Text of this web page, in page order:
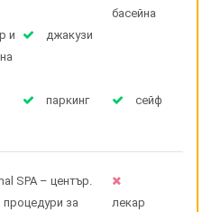
басейна
и
джакузи
паркинг сейф
SPA – център.
процедури за
лекар